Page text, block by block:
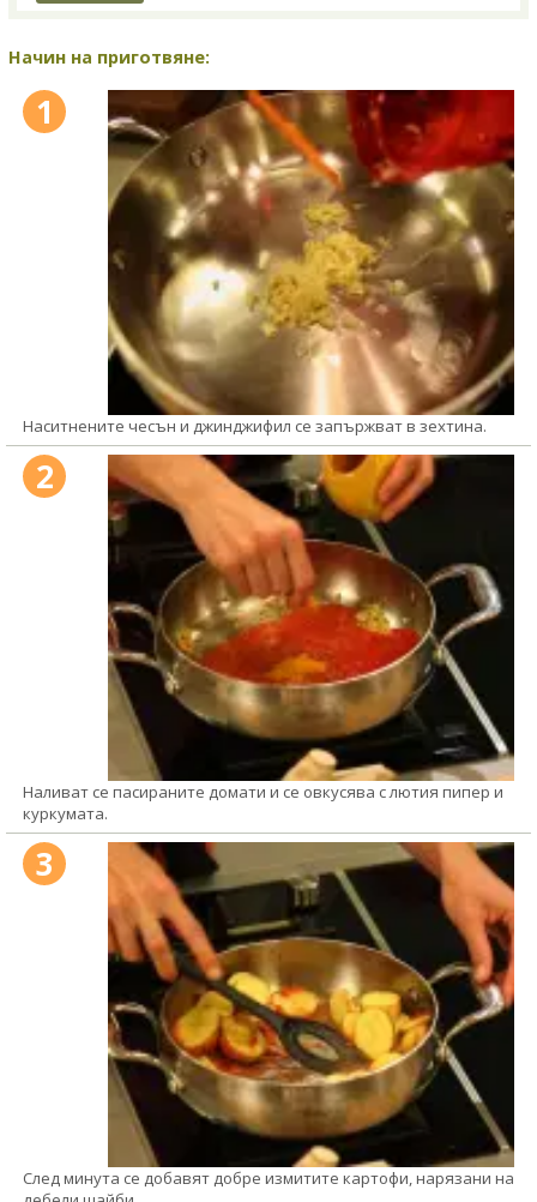
Начин на приготвяне:
1
Наситнените чесън и джинджифил се запържват в зехтина.
2
Наливат се пасираните домати и се овкусява с лютия пипер и
куркумата.
3
След минута се добавят добре измитите картофи, нарязани на